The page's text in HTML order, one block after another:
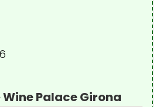
Palace Girona